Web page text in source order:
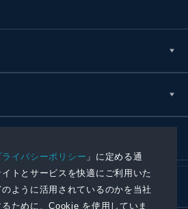
ライバシーポリシー 」に定める通
トとサービスを快適にご利用いた
ように活用されているのかを当社
ために、Cookie を使用していま